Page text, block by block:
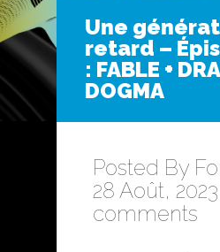
Une
retard –
: FABLE +
DOGMA
Posted By
28 Août, 2023 |
comments